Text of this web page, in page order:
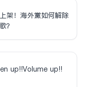
架！海外黨如何解除
？
up!!Volume up!!